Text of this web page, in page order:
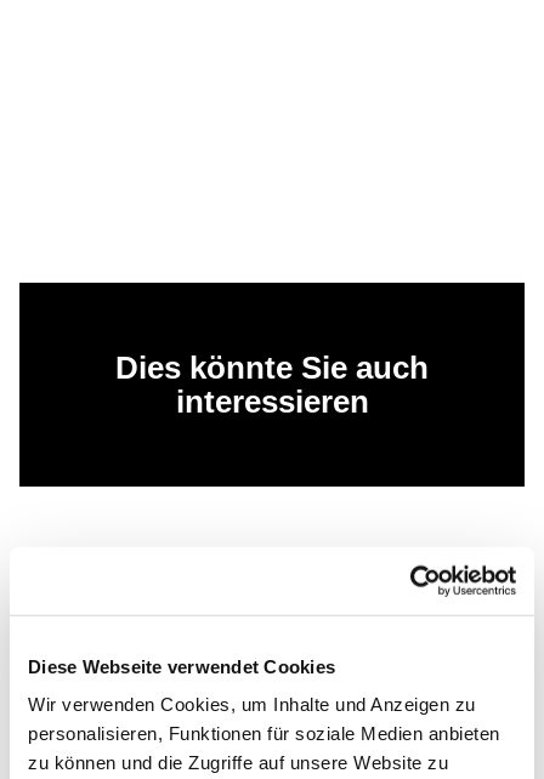
Diese Webseite verwendet Cookies
Wir verwenden Cookies, um Inhalte und Anzeigen zu
personalisieren, Funktionen für soziale Medien anbieten
zu können und die Zugriffe auf unsere Website zu
Dies könnte Sie auch
interessieren